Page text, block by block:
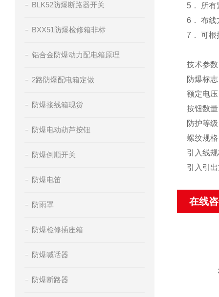
BLK52防爆断路器开关
BXX51防爆检修箱非标
铝合金防爆动力配电箱原理
2路防爆配电箱定做
防爆接线箱现货
防爆电动葫芦按钮
防爆倒顺开关
防爆电笛
防雨罩
防爆检修插座箱
防爆喊话器
防爆断路器
5． 所
6． 布线
7． 可根
技术参数
防爆标
额定电
按钮数
防护等
螺纹规
引入线
引入引
在线